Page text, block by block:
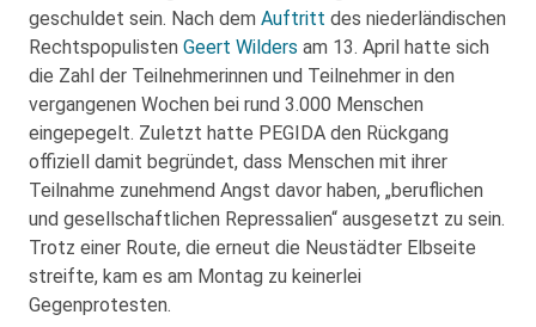
geschuldet sein. Nach dem Auftritt des niederländischen
Rechtspopulisten Geert Wilders am 13. April hatte sich
die Zahl der Teilnehmerinnen und Teilnehmer in den
vergangenen Wochen bei rund 3.000 Menschen
eingepegelt. Zuletzt hatte PEGIDA den Rückgang
offiziell damit begründet, dass Menschen mit ihrer
Teilnahme zunehmend Angst davor haben, „beruflichen
und gesellschaftlichen Repressalien“ ausgesetzt zu sein.
Trotz einer Route, die erneut die Neustädter Elbseite
streifte, kam es am Montag zu keinerlei
Gegenprotesten.